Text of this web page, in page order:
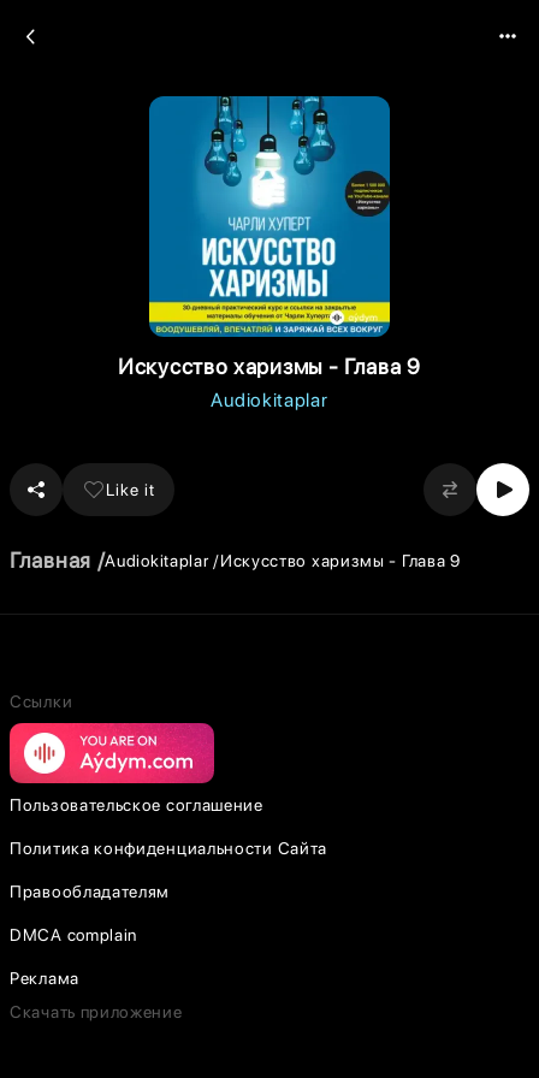
Искусство харизмы - Глава 9
Audiokitaplar
Like it
Главная Audiokitaplar Искусство харизмы - Глава 9
Ссылки
Пользовательское соглашение
Политика конфиденциальности Сайта
Правообладателям
DMCA complain
Реклама
Скачать приложение